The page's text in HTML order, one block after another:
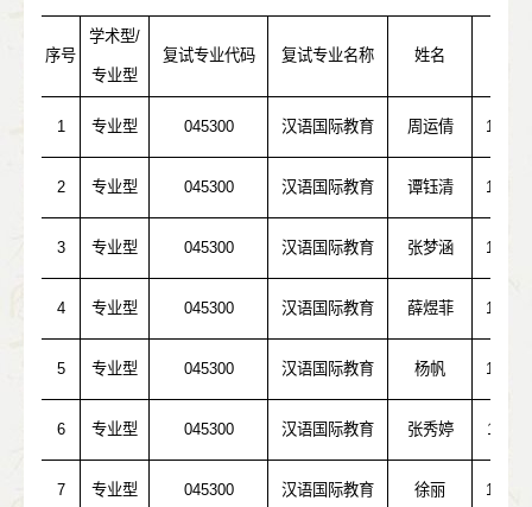
序号
学术型/
专业型
复试专业代码 复试专业名称 姓名
1 专业型 045300 汉语国际教育 周运倩
2 专业型 045300 汉语国际教育 谭钰清
3 专业型 045300 汉语国际教育 张梦涵
4 专业型 045300 汉语国际教育 薛煜菲
5 专业型 045300 汉语国际教育 杨帆
6 专业型 045300 汉语国际教育 张秀婷
7 专业型 045300 汉语国际教育 徐丽